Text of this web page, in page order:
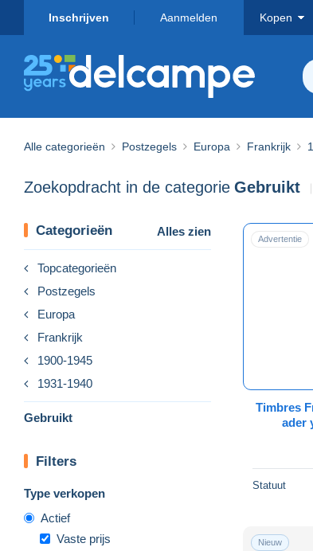
Inschrijven Aanmelden Kopen
Alle categorieën Postzegels Europa Frankrijk
Zoekopdracht in de categorie Gebruikt
Categorieën Alles zien
Topcategorieën
Postzegels
Europa
Frankrijk
1900-1945
1931-1940
Gebruikt
Filters
Type verkopen
Actief
Vaste prijs
Advertentie
Timbres
ader
Statuut
Nieuw